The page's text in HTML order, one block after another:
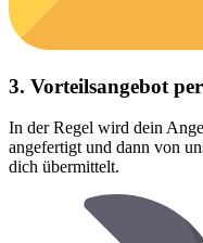
3. Vorteilsangebot
In der Regel wird dein
angefertigt und dann von
dich übermittelt.